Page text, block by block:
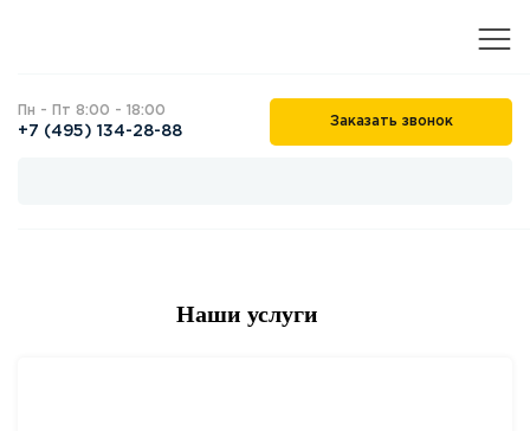
Пн - Пт 8:00 - 18:00
+7 (495) 134-28-88
Заказать звонок
Наши услуги